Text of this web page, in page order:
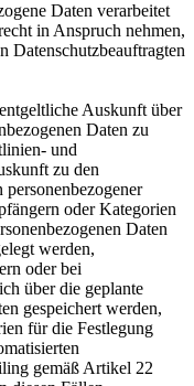
Daten verarbeitet
in Anspruch nehmen,
Datenschutzbeauftragten
Auskunft über
Daten zu
und
zu den
oder Kategorien
Daten
werden,
oder bei
über die geplante
gespeichert werden,
für die Festlegung
gemäß Artikel 22